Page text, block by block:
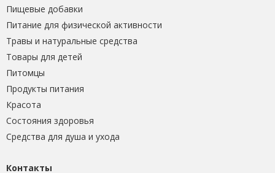
Пищевые добавки
Питание для физической активности
Травы и натуральные средства
Товары для детей
Питомцы
Продукты питания
Красота
Состояния здоровья
Средства для душа и ухода
Контакты